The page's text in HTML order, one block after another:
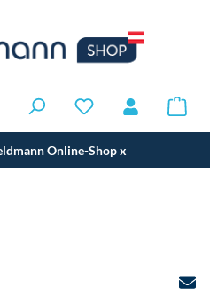
Online-Shopx